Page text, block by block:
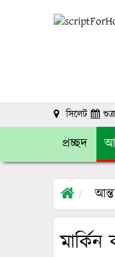
সিলেট
প্রচ্ছদ
মার্কিন